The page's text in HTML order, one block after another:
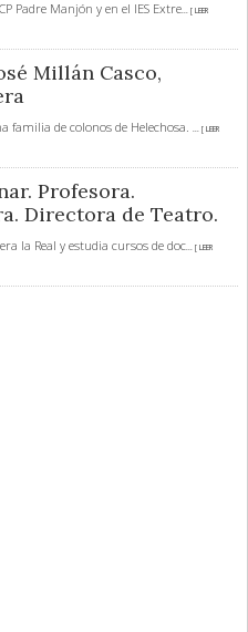
Padre Manjón y en el IES Extre... [ LEER
Millán Casco,
familia de colonos de Helechosa.
... [ LEER
Profesora.
Directora de Teatro.
la Real y estudia cursos de doc... [ LEER